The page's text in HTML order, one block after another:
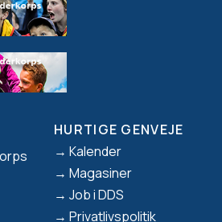
HURTIGE GENVEJE
Kalender
Magasiner
Job i DDS
Privatlivspolitik